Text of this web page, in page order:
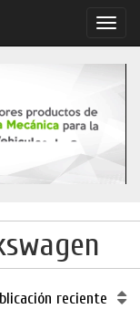
reciente